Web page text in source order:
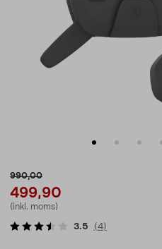
990,00
499,90
(inkl. moms)
3.5 (4)